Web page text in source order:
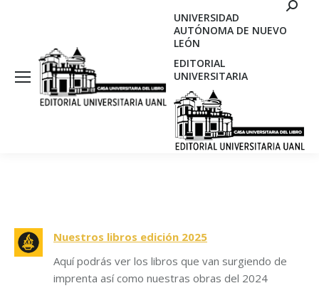
UNIVERSIDAD
AUTÓNOMA DE NUEVO
LEÓN
EDITORIAL
UNIVERSITARIA
Nuestros libros edición 2025
Aquí podrás ver los libros que van surgiendo de
imprenta así como nuestras obras del 2024